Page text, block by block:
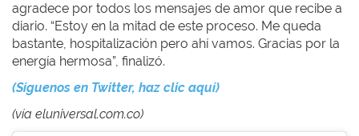
agradece por todos los mensajes de amor que recibe a
diario. “Estoy en la mitad de este proceso. Me queda
bastante, hospitalización pero ahí vamos. Gracias por la
energía hermosa”, finalizó.
(Síguenos en Twitter, haz clic aquí)
(vía eluniversal.com.co)